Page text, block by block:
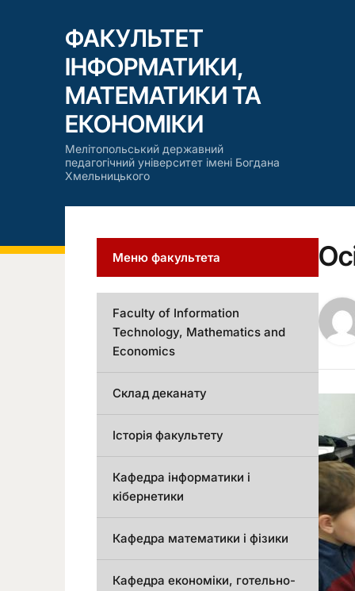
ФАКУЛЬТЕТ
ІНФОРМАТИКИ,
МАТЕМАТИКИ ТА
ЕКОНОМІКИ
Мелітопольський державний
педагогічний університет імені Богдана
Хмельницького
Меню факультета
Faculty of Information
Technology, Mathematics and
Economics
Склад деканату
Історія факультету
Кафедра інформатики і
кібернетики
Кафедра математики і фізики
Кафедра економіки, готельно-